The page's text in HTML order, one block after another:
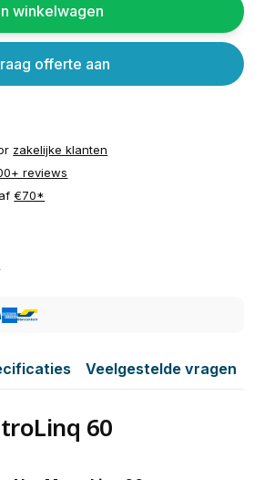
winkelwagen
offerte aan
zakelijke klanten
reviews
€70*
Veelgestelde vragen
60